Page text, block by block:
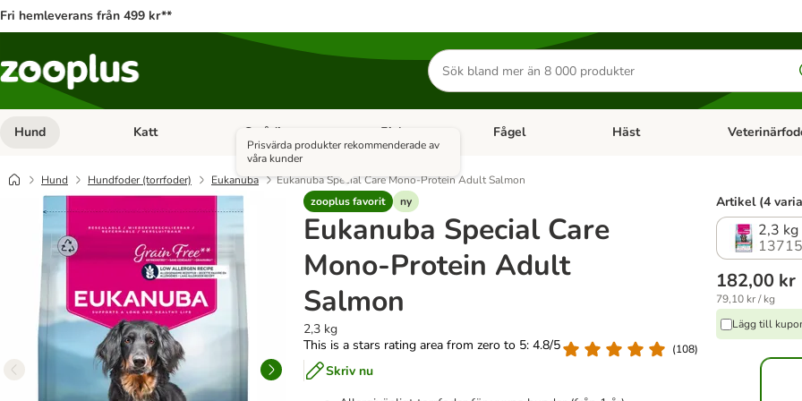
Fri hemleverans från 499 kr**
Sök
efter
produkter
Hund Open category menu: Hund
Katt Open category menu: Katt
Smådjur Open category menu: Smådjur
Fisk Open category menu: Fisk
Fågel Open category menu: Fågel
Häst Open category
Hund Hundfoder (torrfoder) Eukanuba
Eukanuba Special Care Mono-Protein Adult Salmon
zooplus favorit
Prisvärda produkter rekommenderade av
våra kunder
ny
Eukanuba Special Care
Mono-Protein Adult
Salmon
2,3 kg
This is a stars rating area from zero to 5: 4.8/5
(108)
Skriv nu
Artikel (4
2,3 kg
182,00 kr
79,10 kr / kg
Lägg till